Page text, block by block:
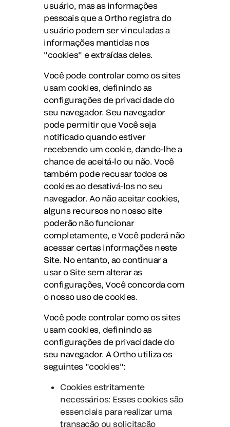
usuário, mas as informações
pessoais que a Ortho registra do
usuário podem ser vinculadas a
informações mantidas nos
"cookies" e extraídas deles.
Você pode controlar como os sites
usam cookies, definindo as
configurações de privacidade do
seu navegador. Seu navegador
pode permitir que Você seja
notificado quando estiver
recebendo um cookie, dando-lhe a
chance de aceitá-lo ou não. Você
também pode recusar todos os
cookies ao desativá-los no seu
navegador. Ao não aceitar cookies,
alguns recursos no nosso site
poderão não funcionar
completamente, e Você poderá não
acessar certas informações neste
Site. No entanto, ao continuar a
usar o Site sem alterar as
configurações, Você concorda com
o nosso uso de cookies.
Você pode controlar como os sites
usam cookies, definindo as
configurações de privacidade do
seu navegador. A Ortho utiliza os
seguintes "cookies":
Cookies estritamente
necessários: Esses cookies são
essenciais para realizar uma
transação ou solicitação